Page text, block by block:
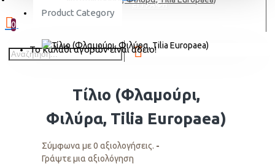
ΕΓΓΡΑΦΗ
Product Category
0
Το καλάθι αγορών είναι άδειο!
Τίλιο (Φλαμούρι,
Φιλύρα, Tilia Εuropaea)
Σύμφωνα με 0 αξιολογήσεις. -
Γράψτε μια αξιολόγηση